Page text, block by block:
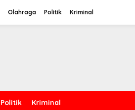
Olahraga Politik Kriminal
Politik Kriminal